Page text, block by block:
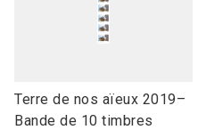
link
to
Terre de nos aïeux 2019–
Bande de 10 timbres